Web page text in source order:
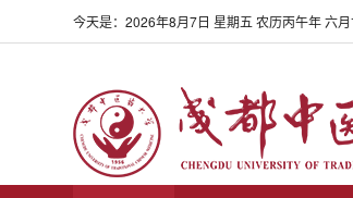
今天是： 2026年8月7日 星期五 农历丙午年 六